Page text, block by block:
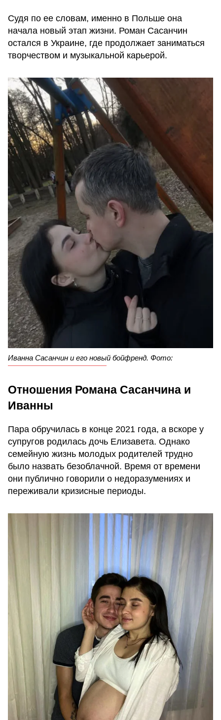
Судя по ее словам, именно в Польше она
начала новый этап жизни. Роман Сасанчин
остался в Украине, где продолжает заниматься
творчеством и музыкальной карьерой.
Иванна Сасанчин и его новый бойфренд. Фото:
Отношения Романа Сасанчина и
Иванны
Пара обручилась в конце 2021 года, а вскоре у
супругов родилась дочь Елизавета. Однако
семейную жизнь молодых родителей трудно
было назвать безоблачной. Время от времени
они публично говорили о недоразумениях и
переживали кризисные периоды.